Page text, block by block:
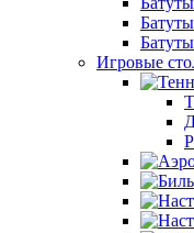
Игровые